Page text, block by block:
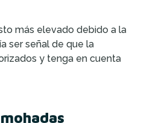
más elevado debido a la
ser señal de que la
y tenga en cuenta